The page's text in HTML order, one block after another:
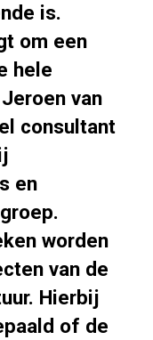
is.
om een
hele
van
consultant
en
worden
van de
Hierbij
of de